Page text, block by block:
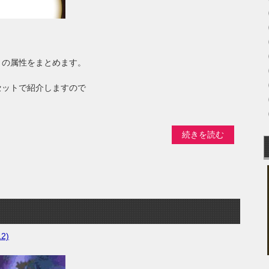
属性をまとめます。
トで紹介しますので
続きを読む